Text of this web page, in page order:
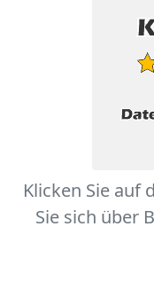
Klicken Sie auf
Sie sich über